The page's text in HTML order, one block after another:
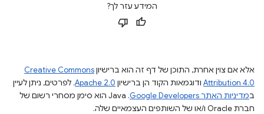
המידע עזר לך?
אלא אם צוין אחרת, התוכן של דף זה הוא ברישיוןCreative Commons
Attribution 4.0 ודוגמאות הקוד הן ברישיון Apache 2.0. לפרטים, ניתן לעיין
במדיניות האתר Google Developers‏
.‏ Java הוא סימן מסחרי רשום של
חברת Oracle ו/או של השותפים העצמאיים שלה.